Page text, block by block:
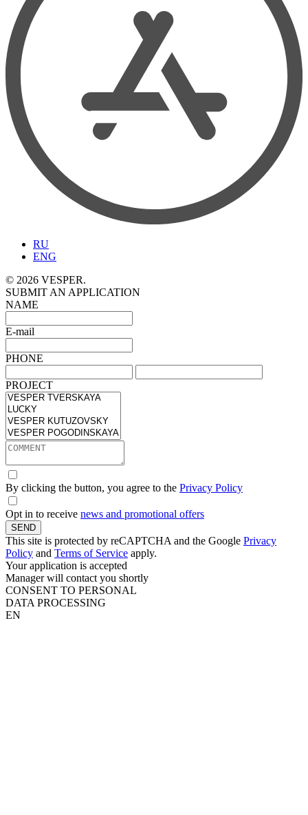
RU
ENG
© 2026 VESPER.
SUBMIT AN APPLICATION
NAME
E-mail
PHONE
PROJECT
By clicking the button, you agree to the Privacy Policy
Opt in to receive news and promotional offers
SEND
This site is protected by reCAPTCHA and the Google Privacy
Policy and Terms of Service apply.
Your application is accepted
Manager will contact you shortly
CONSENT TO PERSONAL
DATA PROCESSING
EN